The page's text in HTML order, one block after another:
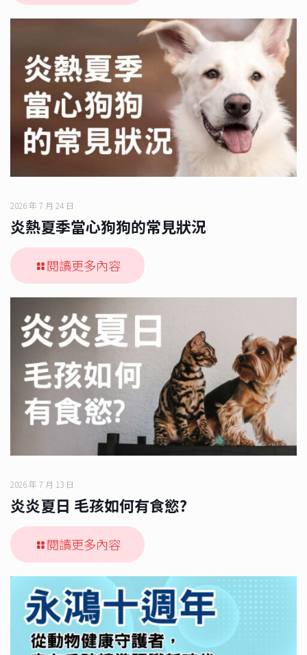
2026 年 7 月 24 日
炎熱夏季當心狗狗的常見狀況
閱讀更多內容
2026 年 7 月 13 日
炎炎夏日 毛孩如何有食慾?
閱讀更多內容